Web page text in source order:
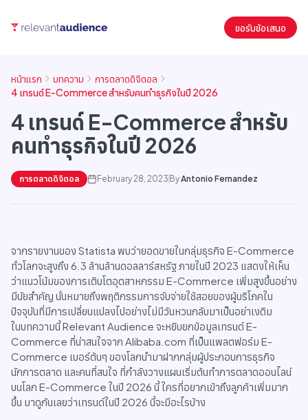
ขอรับข้อเสนอ
หน้าแรก บทความ
การตลาดดิจิตอล
4 เทรนด์ E-Commerce สำหรับคนทำธุรกิจในปี 2026
4 เทรนด์ E-Commerce สำหรับ
คนทำธุรกิจในปี 2026
การตลาดดิจิตอล February 28, 2023 ByAntonio Fernandez
จากรายงานของ Statista พบว่ายอดขายในกลุ่มธุรกิจ E-Commerce
ทั่วโลกจะสูงถึง 6.3 ล้านล้านดอลลาร์สหรัฐ ภายในปี 2023 แสดงให้เห็น
ว่าแนวโน้มของการเติบโตอุตสาหกรรม E-Commerce เพิ่มสูงขึ้นอย่าง
มีนัยสำคัญ นั่นหมายถึงพฤติกรรมการจับจ่ายใช้สอยของผู้บริโภคใน
ปัจจุบันที่มีการเปลี่ยนแปลงไปอย่างไม่มีวันหวนกลับมาเป็นอย่าเงดิม
ในบทความนี้ Relevant Audience จะหยิบยกข้อมูลเทรนด์ E-
Commerce ที่น่าสนใจจาก Alibaba.com ที่เป็นแพลตฟอร์ม E-
Commerce เบอร์ต้นๆ ของโลกนำมาฝากกลุ่มผู้ประกอบการธุรกิจ
นักการตลาด และคนที่สนใจ ที่กำลังวางแผนเริ่มต้นทำการตลาดออนไลน์
บนโลก E-Commerce ในปี 2026 นี้ ใครที่อยากเข้าถึงลูกค้าเพิ่มมาก
ขึ้น มาดูกันเลยว่าเทรนด์ในปี 2026 นี้จะมีอะไรบ้าง